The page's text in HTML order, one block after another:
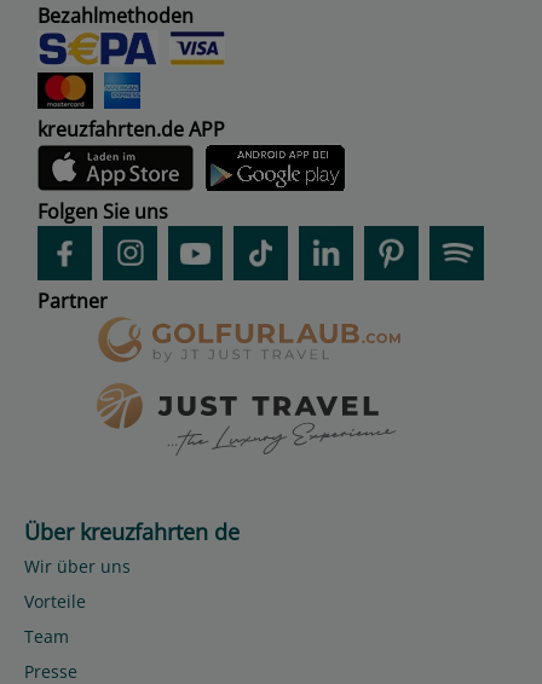
Bezahlmethoden
kreuzfahrten.de APP
Folgen Sie uns
Partner
Über kreuzfahrten de
Wir über uns
Vorteile
Team
Presse